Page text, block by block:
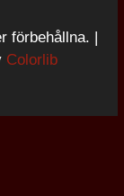
förbehållna. |
Colorlib